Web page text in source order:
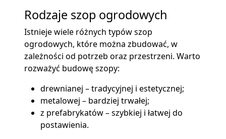
Rodzaje szop ogrodowych
Istnieje wiele różnych typów szop
ogrodowych, które można zbudować, w
zależności od potrzeb oraz przestrzeni. Warto
rozważyć budowę szopy:
drewnianej – tradycyjnej i estetycznej;
metalowej – bardziej trwałej;
z prefabrykatów – szybkiej i łatwej do
postawienia.